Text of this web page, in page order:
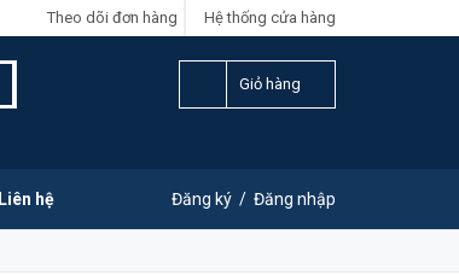
Hệ thống cửa hàng
Theo dõi đơn hàng
Giỏ hàng
Liên hệ Đăng ký / Đăng nhập
LIÊN HỆ ĐẶT HÀNG